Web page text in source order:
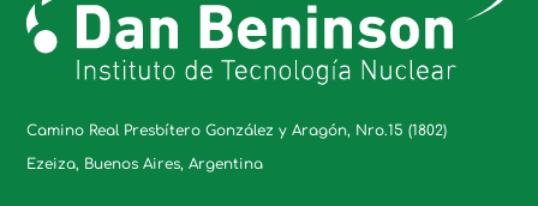
Camino Real Presbítero González y Aragón, Nro.15 (1802)
Ezeiza, Buenos Aires, Argentina